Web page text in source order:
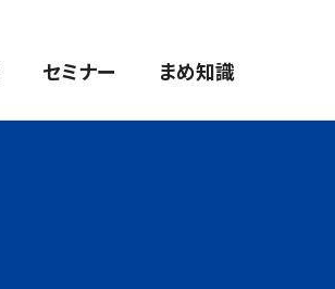
セミナー まめ知識